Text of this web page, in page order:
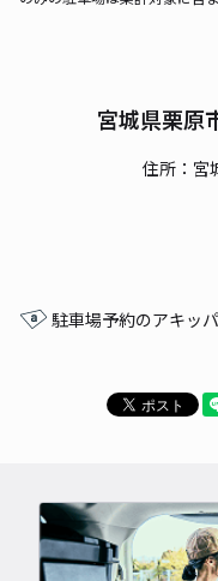
宮城県栗原
住所：宮
駐車場予約のアキッパ